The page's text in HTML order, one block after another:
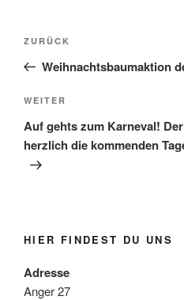
Beitragsnavigation
Vorheriger
Beitrag
ZURÜCK
Weihnachtsbaumaktion
Nächster
Beitrag
WEITER
Auf gehts zum Karneval!
herzlich die kommenden
HIER FINDEST DU UNS
Adresse
Anger 27